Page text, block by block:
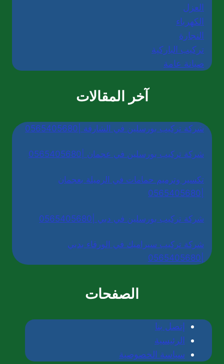
العزل
الكهرباء
النجارة
تركيب الباركية
صيانة عامة
آخر المقالات
شركة تركيب بورسلين في الشارقة |0565405680
شركة تركيب بورسلين في عجمان |0565405680
تكسير وترميم حمامات في الرميلة بعجمان
شركة تركيب بورسلين في دبي |0565405680
شركة تركيب سيراميك في الورقاء بدبي
الصفحات
إتصل بنا
الرئيسية
سياسة الخصوصية